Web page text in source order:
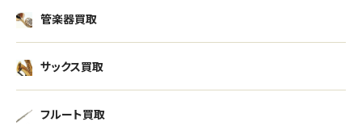
管楽器買取
サックス買取
フルート買取